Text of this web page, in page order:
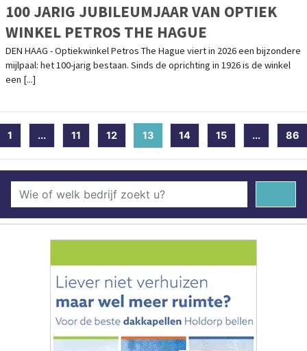
100 JARIG JUBILEUMJAAR VAN OPTIEK
WINKEL PETROS THE HAGUE
DEN HAAG - Optiekwinkel Petros The Hague viert in 2026 een bijzondere
mijlpaal: het 100-jarig bestaan. Sinds de oprichting in 1926 is de winkel
een [...]
1 ... 11 12 13 (current)
14 15 ... 86